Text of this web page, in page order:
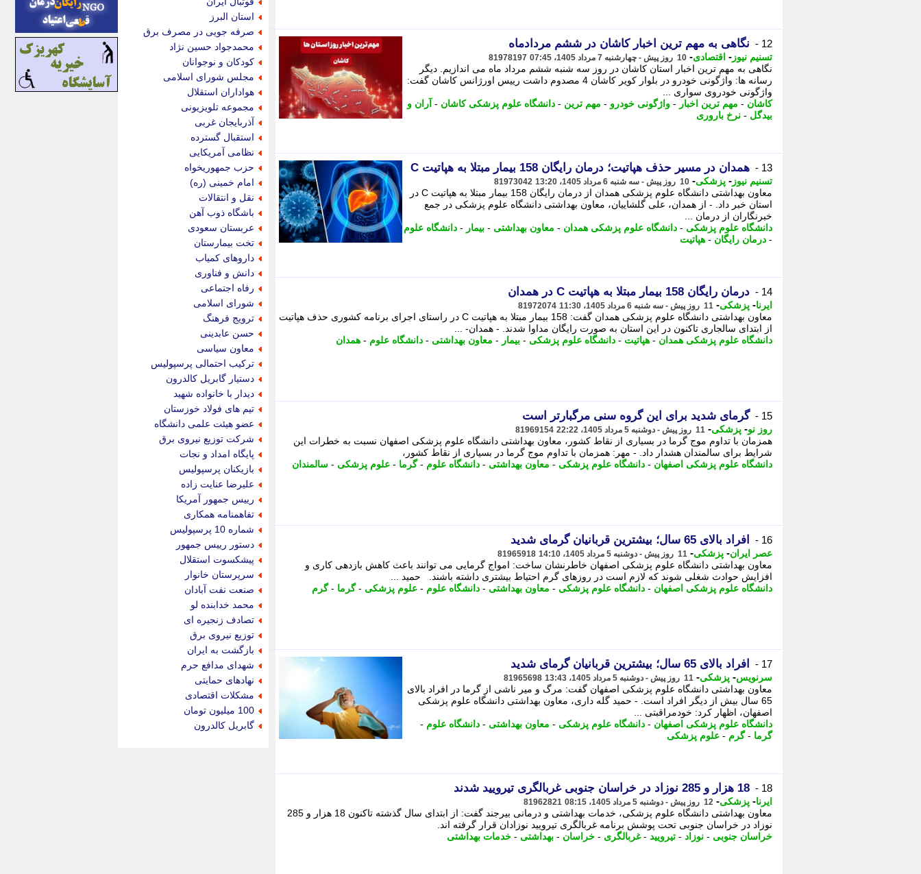
12 - نگاهی به مهم ترین اخبار کاشان در ششم مردادماه
تسنیم نیوز - اقتصادی- 10 روز پیش - چهارشنبه 7 مرداد 1405، 07:45 81978197
نگاهی به مهم ترین اخبار استان کاشان در روز سه شنبه ششم مرداد ماه می اندازیم. دیگر
رسانه ها: واژگونی خودرو در بلوار کویر کاشان 4 مصدوم داشت رییس اورژانس کاشان گفت:
واژگونی خودروی سواری ...
کاشان - مهم ترین اخبار - واژگونی خودرو - مهم ترین - دانشگاه علوم پزشکی کاشان - آران و
بیدگل - نرخ باروری
13 - همدان در مسیر حذف هپاتیت؛ درمان رایگان 158 بیمار مبتلا به هپاتیت C
تسنیم نیوز - پزشکی- 10 روز پیش - سه شنبه 6 مرداد 1405، 13:20 81973042
معاون بهداشتی دانشگاه علوم پزشکی همدان از درمان رایگان 158 بیمار مبتلا به هپاتیت C در
استان خبر داد. - از همدان، علی گلشاییان، معاون بهداشتی دانشگاه علوم پزشکی در جمع
خبرنگاران از درمان ...
دانشگاه علوم پزشکی - دانشگاه علوم پزشکی همدان - معاون بهداشتی - بیمار - دانشگاه علوم
- درمان رایگان - هپاتیت
14 - درمان رایگان 158 بیمار مبتلا به هپاتیت C در همدان
ایرنا- پزشکی- 11 روز پیش - سه شنبه 6 مرداد 1405، 11:30 81972074
معاون بهداشتی دانشگاه علوم پزشکی همدان گفت: 158 بیمار مبتلا به هپاتیت C در راستای اجرای برنامه کشوری حذف هپاتیت
از ابتدای سالجاری تاکنون در این استان به صورت رایگان مداوا شدند. - همدان- ...
دانشگاه علوم پزشکی همدان - هپاتیت - دانشگاه علوم پزشکی - بیمار - معاون بهداشتی - دانشگاه علوم - همدان
15 - گرمای شدید برای این گروه سنی مرگبارتر است
روز نو- پزشکی- 11 روز پیش - دوشنبه 5 مرداد 1405، 22:22 81969154
همزمان با تداوم موج گرما در بسیاری از نقاط کشور، معاون بهداشتی دانشگاه علوم پزشکی اصفهان نسبت به خطرات این
شرایط برای سالمندان هشدار داد. - مهر: همزمان با تداوم موج گرما در بسیاری از نقاط کشور،
دانشگاه علوم پزشکی اصفهان - دانشگاه علوم پزشکی - معاون بهداشتی - دانشگاه علوم -گرما - علوم پزشکی - سالمندان
16 - افراد بالای 65 سال؛ بیشترین قربانیان گرمای شدید
عصر ایران- پزشکی- 11 روز پیش - دوشنبه 5 مرداد 1405، 14:10 81965918
معاون بهداشتی دانشگاه علوم پزشکی اصفهان خاطرنشان ساخت: امواج گرمایی می توانند باعث کاهش بازدهی کاری و
افزایش حوادث شغلی شوند که لازم است در روزهای گرم احتیاط بیشتری داشته باشند. حمید ...
دانشگاه علوم پزشکی اصفهان - دانشگاه علوم پزشکی - معاون بهداشتی - دانشگاه علوم - علوم پزشکی -گرما -گرم
17 - افراد بالای 65 سال؛ بیشترین قربانیان گرمای شدید
سرنویس- پزشکی- 11 روز پیش - دوشنبه 5 مرداد 1405، 13:43 81965698
معاون بهداشتی دانشگاه علوم پزشکی اصفهان گفت: مرگ و میر ناشی از گرما در افراد بالای
65 سال بیش از دیگر افراد است. - حمید گله داری، معاون بهداشتی دانشگاه علوم پزشکی
اصفهان، اظهار کرد: خودمراقبتی ...
دانشگاه علوم پزشکی اصفهان - دانشگاه علوم پزشکی - معاون بهداشتی - دانشگاه علوم -
گرما -گرم - علوم پزشکی
18 - 18 هزار و 285 نوزاد در خراسان جنوبی غربالگری تیرویید شدند
ایرنا- پزشکی- 12 روز پیش - دوشنبه 5 مرداد 1405، 08:15 81962821
معاون بهداشتی دانشگاه علوم پزشکی، خدمات بهداشتی و درمانی بیرجند گفت: از ابتدای سال گذشته تاکنون 18 هزار و 285
نوزاد در خراسان جنوبی تحت پوشش برنامه غربالگری تیرویید نوزادان قرار گرفته اند.
خراسان جنوبی - نوزاد - تیرویید -غربالگری - خراسان - بهداشتی - خدمات بهداشتی
استان البرز
صرفه جویی در مصرف برق
محمدجواد حسین نژاد
کودکان و نوجوانان
مجلس شورای اسلامی
هواداران استقلال
مجموعه تلویزیونی
آذربایجان غربی
استقبال گسترده
نظامی آمریکایی
حزب جمهوریخواه
امام خمینی (ره)
نقل و انتقالات
باشگاه ذوب آهن
عربستان سعودی
تخت بیمارستان
داروهای کمیاب
دانش و فناوری
رفاه اجتماعی
شورای اسلامی
ترویج فرهنگ
حسن عابدینی
معاون سیاسی
ترکیب احتمالی پرسپولیس
دستیار گابریل کالدرون
دیدار با خانواده شهید
تیم های فولاد خوزستان
عضو هیئت علمی دانشگاه
شرکت توزیع نیروی برق
پایگاه امداد و نجات
بازیکنان پرسپولیس
علیرضا عنایت زاده
رییس جمهور آمریکا
تفاهمنامه همکاری
شماره 10 پرسپولیس
دستور رییس جمهور
پیشکسوت استقلال
سرپرستان خانوار
صنعت نفت آبادان
محمد خدابنده لو
تصادف زنجیره ای
توزیع نیروی برق
بازگشت به ایران
شهدای مدافع حرم
نهادهای حمایتی
مشکلات اقتصادی
100 میلیون تومان
گابریل کالدرون
باشگاه خبرنگاران
باغستان نیوز
بامبوک
ببین و بخون
بدینسان
بنکر